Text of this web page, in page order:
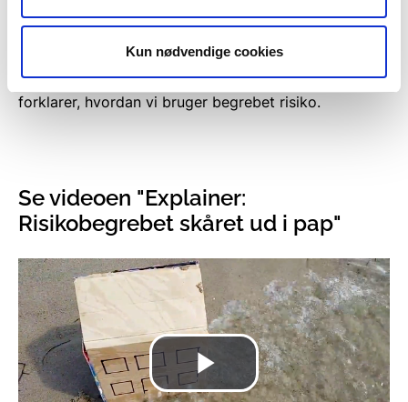
Kun nødvendige cookies
Hvad betyder risiko?
Kystdirektoratet har produceret en video, der
forklarer, hvordan vi bruger begrebet risiko.
Se videoen "Explainer:
Risikobegrebet skåret ud i pap"